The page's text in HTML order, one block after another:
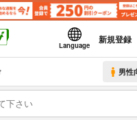
Language
新規登録
男性